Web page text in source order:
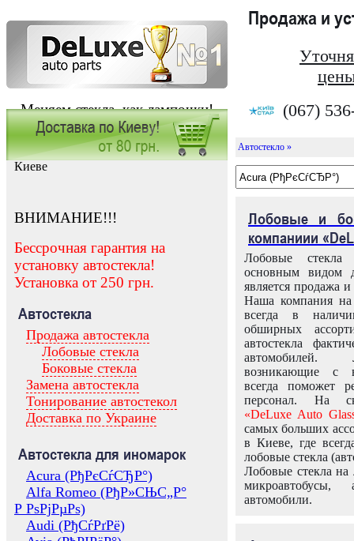
Меняем стекла, как лампочки!
Продажа и
(067)
Заказать установку автостекла в
Киеве
ВНИМАНИЕ!!!
Бессрочная гарантия на
установку автостекла!
Установка от 250 грн.
Автостекла
Продажа автостекла
Лобовые стекла
Боковые стекла
Замена автостекла
Тонирование автостекол
Доставка по Украине
Автостекла для иномарок
Acura (РђРєСѓСЂР°)
Alfa Romeo (РђР»СЊС„Р°
Р РѕРјРµРѕ)
Audi (РђСѓРґРё)
Автостекло »
Лобовые и
компаниии
Лобовые
основным видом
является продажа и
Наша компания на
всегда в
обширных
автостекла
возникающие с
всегда поможет
персонал. На
«DeLuxe Auto
самых больших
в Киеве, где
лобовые стекла
Лобовые стекла на
микроавтобусы,
автомобили.